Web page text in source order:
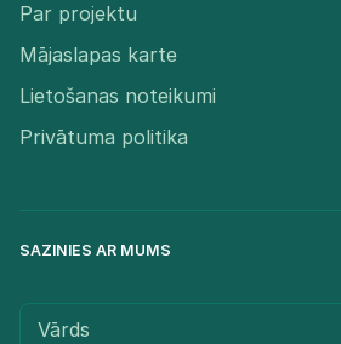
Par projektu
Mājaslapas karte
Lietošanas noteikumi
Privātuma politika
SAZINIES AR MUMS